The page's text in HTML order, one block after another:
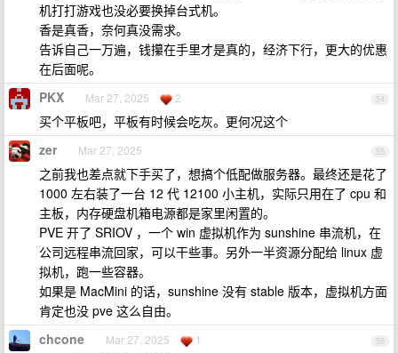
机打打游戏也没必要换掉台式机。
香是真香，奈何真没需求。
告诉自己一万遍，钱攥在手里才是真的，经济下行，更大的优惠
在后面呢。
54
PKX Mar 27, 2025 2
买个平板吧，平板有时候会吃灰。更何况这个
55
zer Mar 27, 2025
之前我也差点就下手买了，想搞个低配做服务器。最终还是花了
1000 左右装了一台 12 代 12100 小主机，实际只用在了 cpu 和
主板，内存硬盘机箱电源都是家里闲置的。
PVE 开了 SRIOV ，一个 win 虚拟机作为 sunshine 串流机，在
公司远程串流回家，可以干些事。另外一半资源分配给 linux 虚
拟机，跑一些容器。
如果是 MacMini 的话，sunshine 没有 stable 版本，虚拟机方面
肯定也没 pve 这么自由。
56
chcone Mar 27, 2025 1